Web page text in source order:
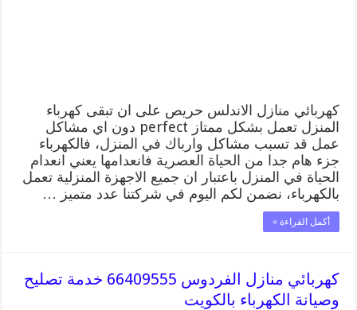
كهربائي منازل الاندلس حريص على ان تبقى كهرباء
المنزل تعمل بشكل ممتاز perfect دون اي مشاكل
عمل قد تسبب مشاكل وارباك في المنزل، فالكهرباء
جزء هام جدا من الحياة العصرية فانعدامها يعني انعدام
الحياة في المنزل باعتبار ان جميع الاجهزة المنزلية تعمل
بالكهرباء، نضمن لكم اليوم في شركتنا عدد متميز …
أكمل القراءة »
كهربائي منازل الفردوس 66409555 خدمة تصليح
وصيانة الكهرباء بالكويت